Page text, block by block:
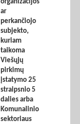
organizacijos
ar
perkančiojo
subjekto,
kuriam
taikoma
Viešųjų
pirkimų
įstatymo 25
straipsnio 5
dalies arba
Komunalinio
sektoriaus